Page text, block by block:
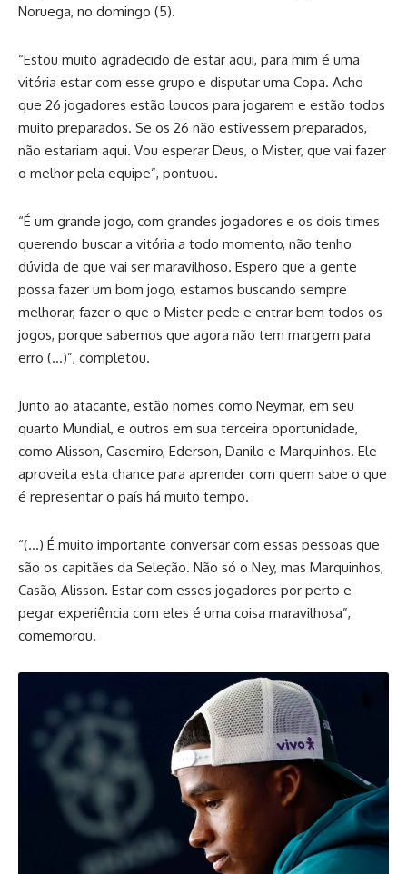
Noruega, no domingo (5).
“Estou muito agradecido de estar aqui, para mim é uma
vitória estar com esse grupo e disputar uma Copa. Acho
que 26 jogadores estão loucos para jogarem e estão todos
muito preparados. Se os 26 não estivessem preparados,
não estariam aqui. Vou esperar Deus, o Mister, que vai fazer
o melhor pela equipe”, pontuou.
“É um grande jogo, com grandes jogadores e os dois times
querendo buscar a vitória a todo momento, não tenho
dúvida de que vai ser maravilhoso. Espero que a gente
possa fazer um bom jogo, estamos buscando sempre
melhorar, fazer o que o Mister pede e entrar bem todos os
jogos, porque sabemos que agora não tem margem para
erro (…)”, completou.
Junto ao atacante, estão nomes como Neymar, em seu
quarto Mundial, e outros em sua terceira oportunidade,
como Alisson, Casemiro, Ederson, Danilo e Marquinhos. Ele
aproveita esta chance para aprender com quem sabe o que
é representar o país há muito tempo.
“(…) É muito importante conversar com essas pessoas que
são os capitães da Seleção. Não só o Ney, mas Marquinhos,
Casão, Alisson. Estar com esses jogadores por perto e
pegar experiência com eles é uma coisa maravilhosa”,
comemorou.